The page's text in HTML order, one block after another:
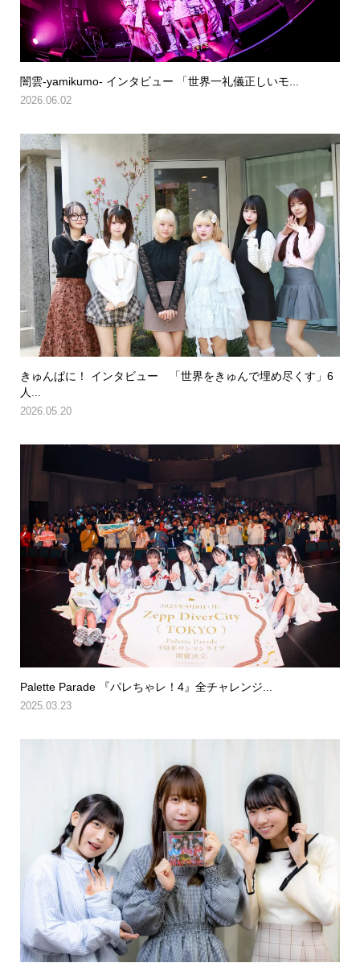
闇雲-yamikumo- インタビュー 「世界一礼儀正しいモ...
2026.06.02
きゅんぱに！ インタビュー 「世界をきゅんで埋め尽くす」6
人...
2026.05.20
Palette Parade 『パレちゃレ！4』全チャレンジ...
2025.03.23